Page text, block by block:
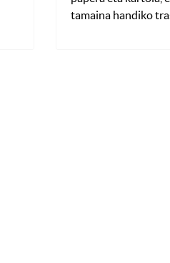
tamaina handiko